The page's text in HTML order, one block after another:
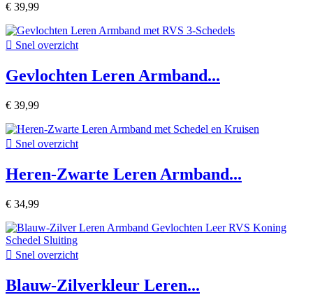
€ 39,99
 Snel overzicht
Gevlochten Leren Armband...
€ 39,99
 Snel overzicht
Heren-Zwarte Leren Armband...
€ 34,99
 Snel overzicht
Blauw-Zilverkleur Leren...